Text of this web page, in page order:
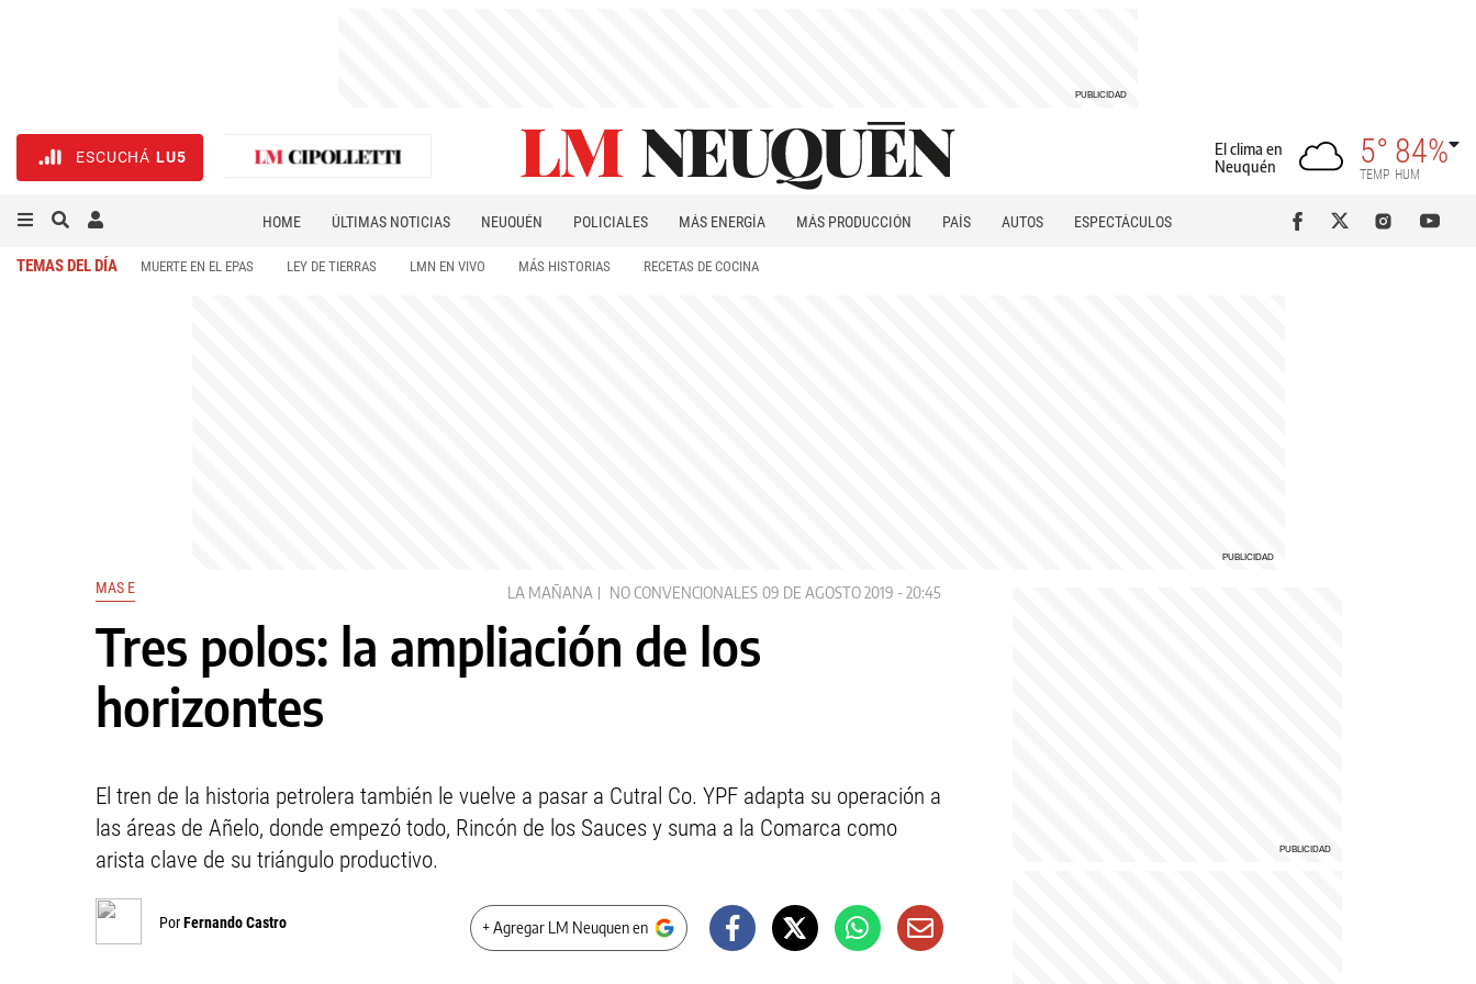
ESCUCHÁ LU5
El clima en
Neuquén
5°
TEMP
84%
HUM
HOME ÚLTIMAS NOTICIAS NEUQUÉN POLICIALES MÁS ENERGÍA MÁS PRODUCCIÓN PAÍS AUTOS
ESPECTÁCULOS
TEMAS DEL DÍA MUERTE EN EL EPAS LEY DE TIERRAS LMN EN VIVO MÁS HISTORIAS RECETAS DE COCINA
MAS E LA MAÑANA NO CONVENCIONALES 09 DE AGOSTO 2019 - 20:45
Tres polos: la ampliación de los
horizontes
El tren de la historia petrolera también le vuelve a pasar a Cutral Co. YPF adapta su operación a
las áreas de Añelo, donde empezó todo, Rincón de los Sauces y suma a la Comarca como
arista clave de su triángulo productivo.
PorFernando Castro + Agregar LM Neuquen en